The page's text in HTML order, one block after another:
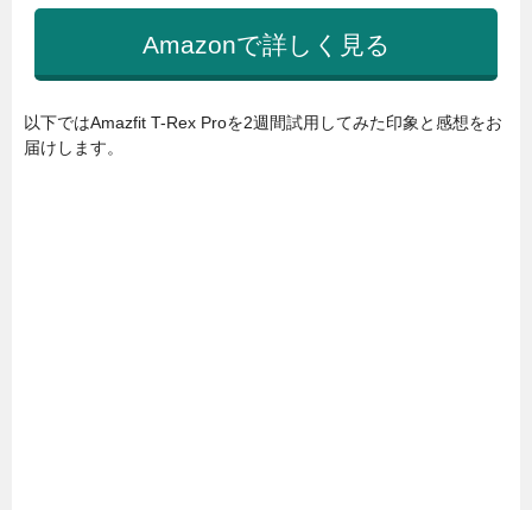
Amazonで詳しく見る
以下ではAmazfit T-Rex Proを2週間試用してみた印象と感想をお
届けします。